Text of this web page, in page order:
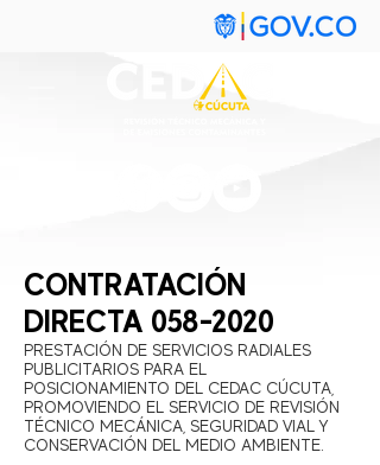
CONTRATACIÓN
DIRECTA 058-2020
PRESTACIÓN DE SERVICIOS RADIALES
PUBLICITARIOS PARA EL
POSICIONAMIENTO DEL CEDAC CÚCUTA,
PROMOVIENDO EL SERVICIO DE REVISIÓN
TÉCNICO MECÁNICA, SEGURIDAD VIAL Y
CONSERVACIÓN DEL MEDIO AMBIENTE.